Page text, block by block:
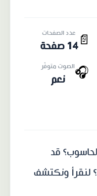
📄
عدد الصفحات
14 صفحة
🎧الصوت متوفّر
نعم
قد
لنقرأ ونكتشف